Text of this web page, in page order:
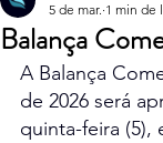
Balança
5 de mar. 1 min de
A Balança
de 2026 será
quinta-feira (5),